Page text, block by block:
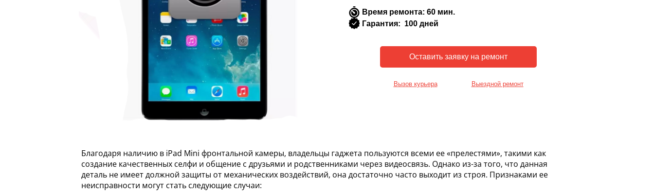
Время ремонта: 60 мин.
Гарантия: 100 дней
Вызов курьера Выездной ремонт
Благодаря наличию в iPad Mini фронтальной камеры, владельцы гаджета пользуются всеми ее «прелестями», такими как
создание качественных селфи и общение с друзьями и родственниками через видеосвязь. Однако из-за того, что данная
деталь не имеет должной защиты от механических воздействий, она достаточно часто выходит из строя. Признаками ее
неисправности могут стать следующие случаи: